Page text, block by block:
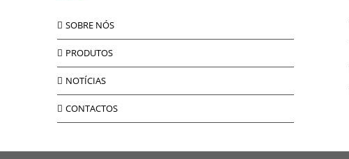
SOBRE NÓS
PRODUTOS
NOTÍCIAS
CONTACTOS